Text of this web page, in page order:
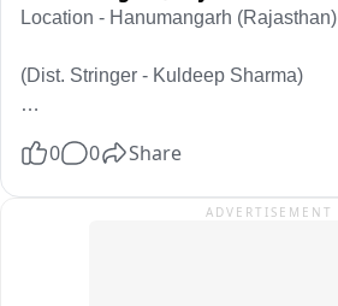
Location - Hanumangarh (Rajasthan)
(Dist. Stringer - Kuldeep Sharma)
तिरंगा यात्रा
0 0 Share
ADVERTISEMENT